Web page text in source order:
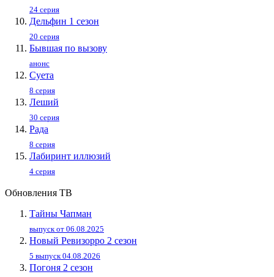
24 серия
Дельфин 1 сезон
20 серия
Бывшая по вызову
анонс
Суета
8 серия
Леший
30 серия
Рада
8 серия
Лабиринт иллюзий
4 серия
Обновления ТВ
Тайны Чапман
выпуск от 06.08.2025
Новый Ревизорро 2 сезон
5 выпуск 04.08.2026
Погоня 2 сезон